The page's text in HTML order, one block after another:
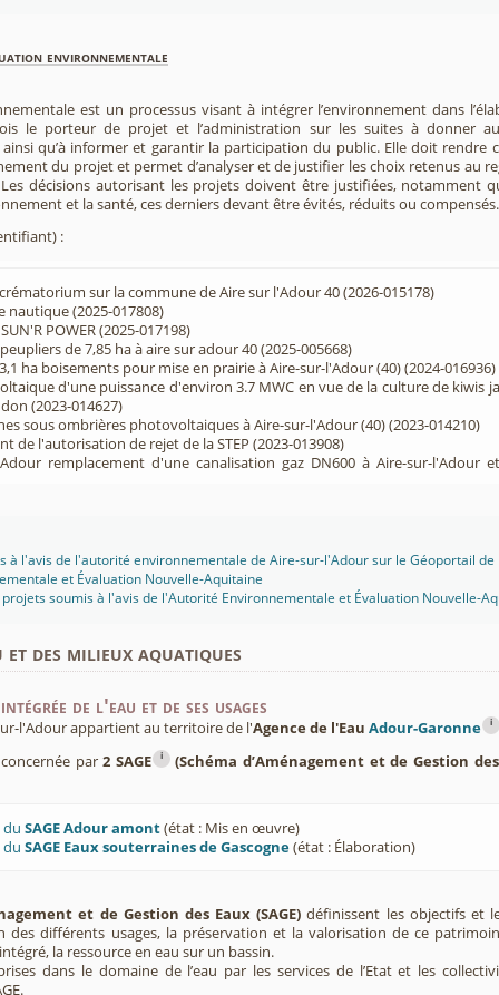
environnementale
est un processus visant à intégrer l’environnement dans
le porteur de projet et l’administration sur les suites à donner
qu’à informer et garantir la participation du public. Elle doit rendre
du projet et permet d’analyser et de justifier les choix retenus au
décisions autorisant les projets doivent être justifiées, notamment
et la santé, ces derniers devant être évités, réduits ou compensés.
:
sur la commune de Aire sur l'Adour 40 (2026-015178)
(2025-017808)
POWER (2025-017198)
de 7,85 ha à aire sur adour 40 (2025-005668)
ha boisements pour mise en prairie à Aire-sur-l'Adour (40) (2024-016936)
d'une puissance d'environ 3.7 MWC en vue de la culture de kiwis
(2023-014627)
sous ombrières photovoltaiques à Aire-sur-l'Adour (40) (2023-014210)
de l'autorisation de rejet de la STEP (2023-013908)
remplacement d'une canalisation gaz DN600 à Aire-sur-l'Adour
d'autorisation de la centrale hydroéléctrique de
(2016-003949)
serre agricole dotée d'une toiture photovoltaique (2014-00x951)
d'une installation de fabrication d'enrobés routiers - ICPE -
3,15 ha pour mise en culture à Aire-sur-l'Adour (40) (2014-00x169)
et extension d'une carrière de sables et graviers - ICPE - CAZERES-SUR-
à chaud de matériaux routiers - ICPE - AIRE-SUR-L'ADOUR (2013-
de sables et graviers - ICPE - CAZERES-SUR-L'ADOUR (2012-00x523)
(2011-00x367)
déchets de biomasse et la modification du plan d’épandage - ICPE -
à l'avis de l'autorité environnementale de Aire-sur-l'Adour sur le Géoportail de
et Évaluation Nouvelle-Aquitaine
soumis à l'avis de l'Autorité Environnementale et Évaluation Nouvelle-
des milieux aquatiques
de l'eau et de ses usages
l'Adour appartient au territoire de l'Agence de l'Eau Adour-Garonne i
par2 SAGE i (Schéma d’Aménagement et de Gestion
duSAGE Adour amont(état : Mis en œuvre)
duSAGE Eaux souterraines de Gascogne(état : Élaboration)
et de Gestion des Eaux (SAGE) définissent les objectifs et
des différents usages, la préservation et la valorisation de ce
la ressource en eau sur un bassin.
dans le domaine de l’eau par les services de l’Etat et les